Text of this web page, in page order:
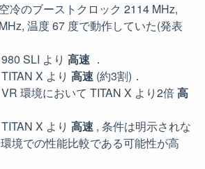
冷のブーストクロック 2114 MHz,
温度 67 度で動作していた(発表
SLI より 高速 ．
X より 高速 (約3割)．
環境において TITAN X より2倍高
X より 高速 , 条件は明示されな
境での性能比較である可能性が高